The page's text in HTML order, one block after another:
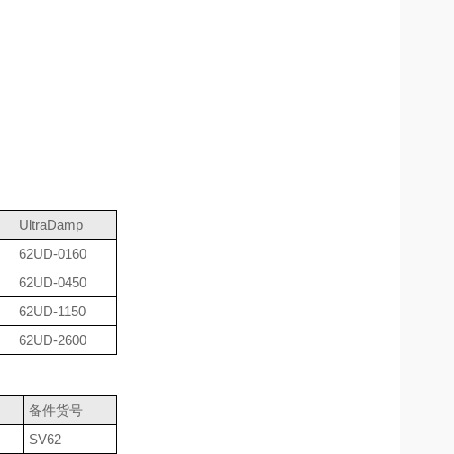
UltraDamp
62UD-0160
62UD-0450
62UD-1150
62UD-2600
备件货号
SV62